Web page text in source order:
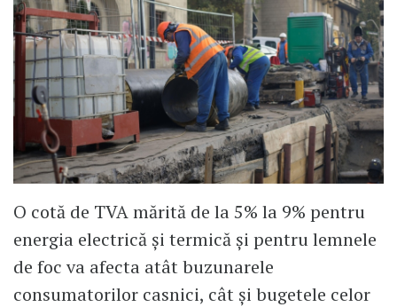
O cotă de TVA mărită de la 5% la 9% pentru
energia electrică și termică și pentru lemnele
de foc va afecta atât buzunarele
consumatorilor casnici, cât și bugetele celor